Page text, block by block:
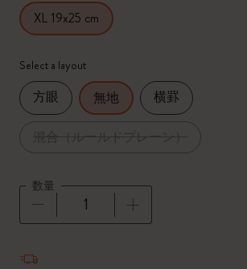
XL 19x25 cm
Select a layout
方眼 無地 横罫
数量